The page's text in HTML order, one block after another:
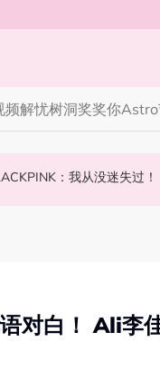
频解忧树洞奖奖你Astro
声明：纯属恶意造谣！
：我从没迷失过！
主角患癌造型几乎一模一
对白！ Ali李